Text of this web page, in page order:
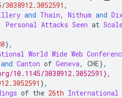
/3038912.3052591 ,
and Thain, Nithum and
Personal Attacks Seen at
},
World Wide Web
and Canton of Geneva, CHE},
10.1145/3038912.3052591},
},
of the 26th International